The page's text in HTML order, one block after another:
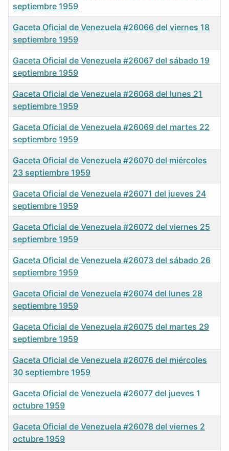
septiembre 1959
Gaceta Oficial de Venezuela #26066 del viernes 18
septiembre 1959
Gaceta Oficial de Venezuela #26067 del sábado 19
septiembre 1959
Gaceta Oficial de Venezuela #26068 del lunes 21
septiembre 1959
Gaceta Oficial de Venezuela #26069 del martes 22
septiembre 1959
Gaceta Oficial de Venezuela #26070 del miércoles
23 septiembre 1959
Gaceta Oficial de Venezuela #26071 del jueves 24
septiembre 1959
Gaceta Oficial de Venezuela #26072 del viernes 25
septiembre 1959
Gaceta Oficial de Venezuela #26073 del sábado 26
septiembre 1959
Gaceta Oficial de Venezuela #26074 del lunes 28
septiembre 1959
Gaceta Oficial de Venezuela #26075 del martes 29
septiembre 1959
Gaceta Oficial de Venezuela #26076 del miércoles
30 septiembre 1959
Gaceta Oficial de Venezuela #26077 del jueves 1
octubre 1959
Gaceta Oficial de Venezuela #26078 del viernes 2
octubre 1959